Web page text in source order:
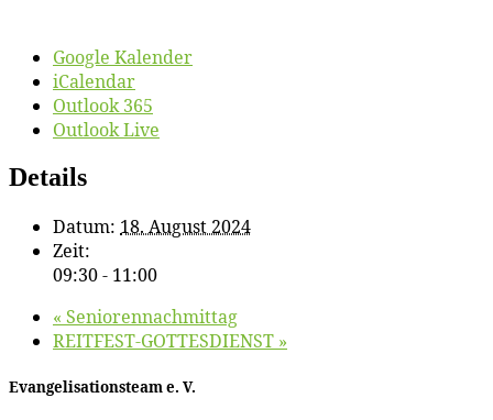
Google Kalender
iCalendar
Outlook 365
Outlook Live
Details
Datum: 18. August 2024
Zeit:
09:30 - 11:00
« Se­nio­ren­nach­mit­tag
REITFEST-GOTTESDIENST »
Evan­ge­li­sa­ti­ons­team e. V.